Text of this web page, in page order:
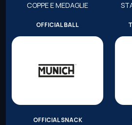
COPPE E MEDAGLIE
OFFICIAL BALL
OFFICIAL SNACK